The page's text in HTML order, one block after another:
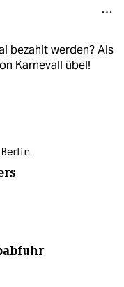
bezahlt werden? Als
Karnevall übel!